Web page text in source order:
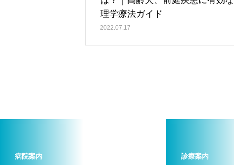
理学療法ガイド
2022.07.17
病院案内 診療案内